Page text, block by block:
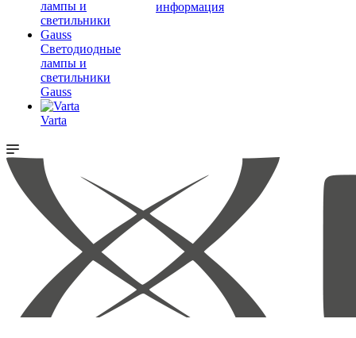
Светодиодные
лампы и
светильники
Gauss
Varta
информация